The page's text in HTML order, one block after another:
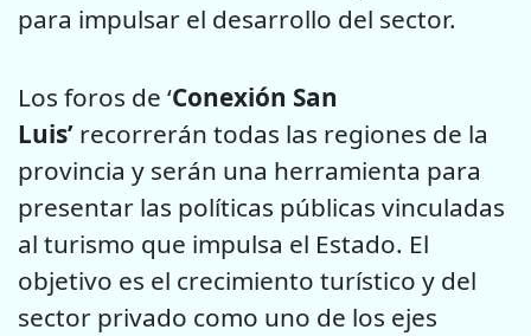
para impulsar el desarrollo del sector.
Los foros de ‘Conexión San
Luis’ recorrerán todas las regiones de la
provincia y serán una herramienta para
presentar las políticas públicas vinculadas
al turismo que impulsa el Estado. El
objetivo es el crecimiento turístico y del
sector privado como uno de los ejes